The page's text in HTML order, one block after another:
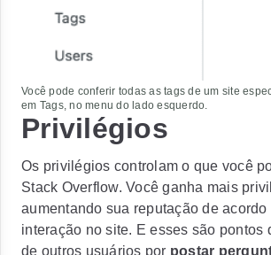
Você pode conferir todas as tags de um site
em Tags, no menu do lado esquerdo.
Privilégios
Os privilégios controlam o que você
Stack Overflow. Você ganha mais
aumentando sua reputação de acordo
interação no site. E esses são pontos
de outros usuários por postar